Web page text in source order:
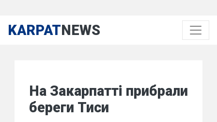
KARPATNEWS
На Закарпатті прибрали
береги Тиси